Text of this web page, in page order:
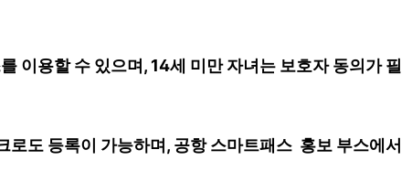
이용할 수 있으며, 14세 미만 자녀는 보호자 동의가 필
로도 등록이 가능하며, 공항 스마트패스 홍보 부스에서